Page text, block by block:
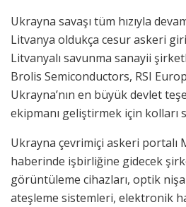
Ukrayna savaşı tüm hızıyla
Litvanya oldukça cesur askeri
Litvanyalı savunma sanayii
Brolis Semiconductors, RSI
Ukrayna’nın en büyük devlet
ekipmanı geliştirmek için kolları
Ukrayna çevrimiçi askeri portalı
haberinde işbirliğine gidecek
görüntüleme cihazları, optik
ateşleme sistemleri, elektronik